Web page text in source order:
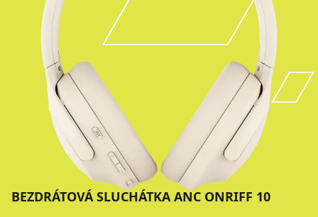
BEZDRÁTOVÁ SLUCHÁTKA ANC ONRIFF 10